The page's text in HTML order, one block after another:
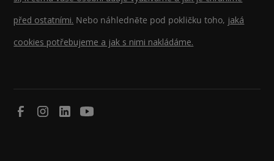
před ostatními. Nebo náhledněte pod pokličku toho, jaká
cookies potřebujeme a jak s nimi nakládáme.